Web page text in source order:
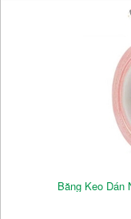
Băng Keo Dán